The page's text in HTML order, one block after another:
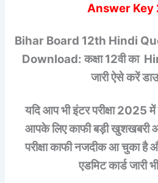
Answer Key
Bihar Board 12th Hindi
Download: कक्षा 12वी का
जारी ऐसे करें
यदि आप भी इंटर परीक्षा 2025 में
आपके लिए काफी बड़ी खुशखबरी
परीक्षा काफी नजदीक आ चुका
एडमिट कार्ड जारी